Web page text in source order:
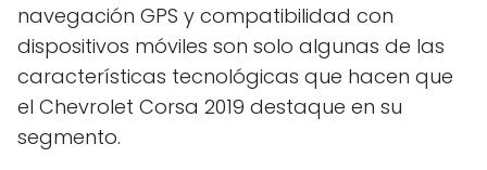
navegación GPS y compatibilidad con
dispositivos móviles son solo algunas de las
características tecnológicas que hacen que
el Chevrolet Corsa 2019 destaque en su
segmento.